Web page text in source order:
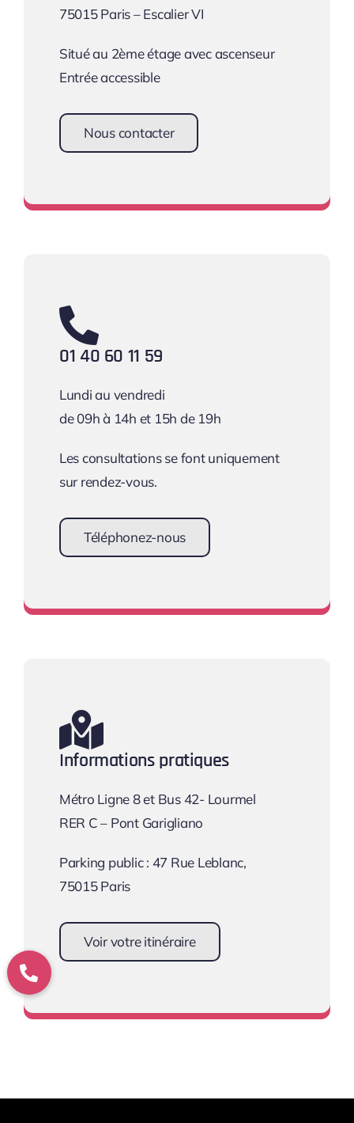
75015 Paris – Escalier VI
Situé au 2ème étage avec ascenseur
Entrée accessible
Nous contacter
01 40 60 11 59
Lundi au vendredi
de 09h à 14h et 15h de 19h
Les consultations se font uniquement
sur rendez-vous.
Téléphonez-nous
Informations pratiques
Métro Ligne 8 et Bus 42- Lourmel
RER C – Pont Garigliano
Parking public : 47 Rue Leblanc,
75015 Paris
Voir votre itinéraire